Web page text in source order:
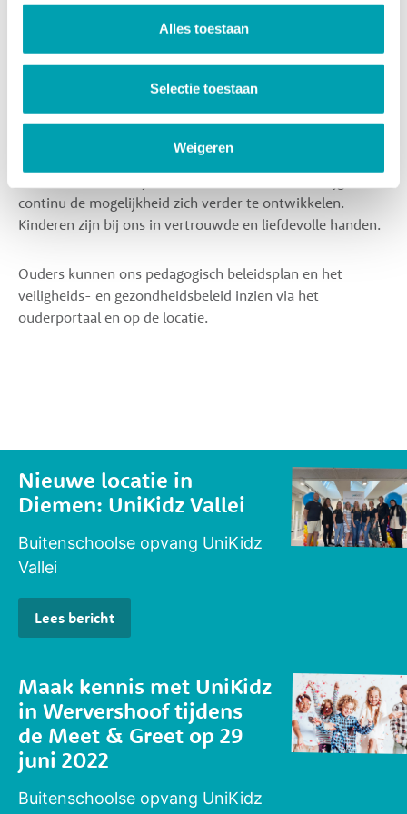
Alles toestaan
Selectie toestaan
Weigeren
Professionele en betrokken
Wij zetten hoog in als het gaat om de professionaliteit van
onze medewerkers en de kwaliteit van onze
dienstverlening. Onze enthousiaste en gediplomeerde
continu de mogelijkheid zich verder te ontwikkelen.
Kinderen zijn bij ons in vertrouwde en liefdevolle handen.
Ouders kunnen ons pedagogisch beleidsplan en het
veiligheids- en gezondheidsbeleid inzien via het
ouderportaal en op de locatie.
Actueel
Nieuwe locatie in
Diemen: UniKidz Vallei
Buitenschoolse opvang UniKidz
Vallei
Lees bericht
Maak kennis met UniKidz
in Wervershoof tijdens
de Meet & Greet op 29
juni 2022
Buitenschoolse opvang UniKidz